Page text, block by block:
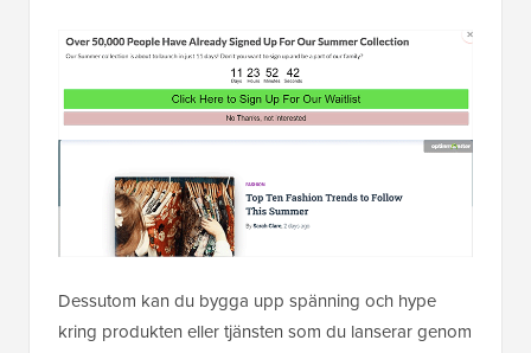
Dessutom kan du bygga upp spänning och hype
kring produkten eller tjänsten som du lanserar genom